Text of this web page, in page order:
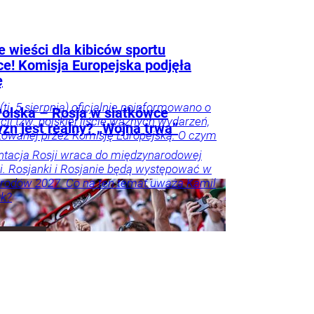
wieści dla kibiców sportu
Komisja Europejska podjęła
5 sierpnia) oficjalnie poinformowano o
tzw. polskiej liście ważnych wydarzeń,
przez Komisję Europejską. O czym
– Rosja w siatkówce
jest realny? „Wojna trwa”
Rosji wraca do międzynarodowej
Rosjanki i Rosjanie będą występować w
2027. Co na ten temat uważa Kamil